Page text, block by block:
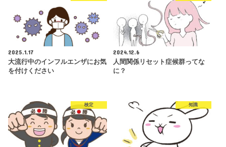
2025.1.17
大流行中のインフルエンザにお気
を付けください
2024.12.6
人間関係リセット症候群ってな
に？
検定 知識